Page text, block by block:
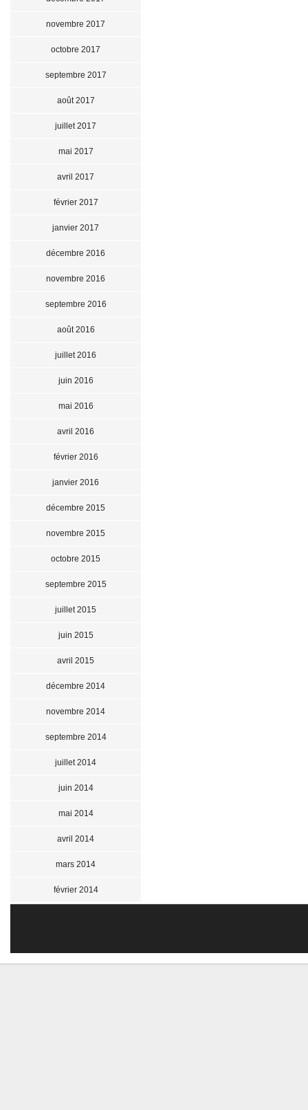
novembre 2017
octobre 2017
septembre 2017
août 2017
juillet 2017
mai 2017
avril 2017
février 2017
janvier 2017
décembre 2016
novembre 2016
septembre 2016
août 2016
juillet 2016
juin 2016
mai 2016
avril 2016
février 2016
janvier 2016
décembre 2015
novembre 2015
octobre 2015
septembre 2015
juillet 2015
juin 2015
avril 2015
décembre 2014
novembre 2014
septembre 2014
juillet 2014
juin 2014
mai 2014
avril 2014
mars 2014
février 2014